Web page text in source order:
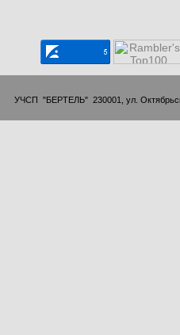
УЧСП  "БЕРТЕЛЬ"  230001, ул.